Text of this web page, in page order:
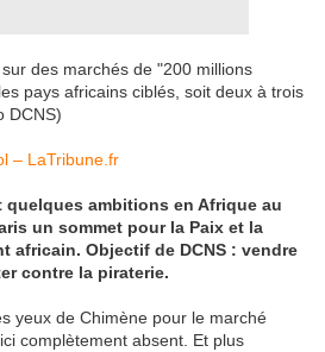
des marchés de "200 millions
pays africains ciblés, soit deux à trois
DCNS)
– LaTribune.fr
ambitions en Afrique au
un sommet pour la Paix et la
africain. Objectif de DCNS : vendre
contre la piraterie.
yeux de Chimène pour le marché
complètement absent. Et plus